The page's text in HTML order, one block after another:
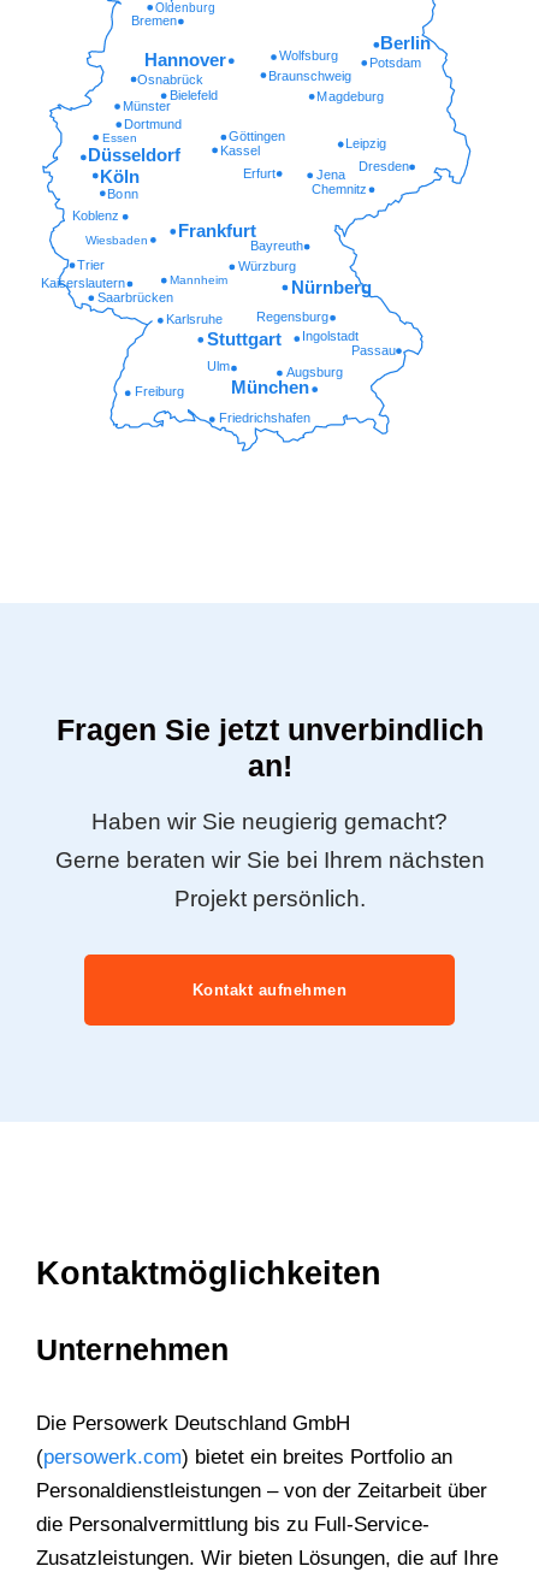
Friedrichshafen
Freiburg
Augsburg
Ulm
Passau
Ingolstadt
Regensburg
Karlsruhe
Saarbrücken
Kaiserslautern Mannheim
Würzburg
Trier
Wiesbaden Bayreuth
Koblenz
Chemnitz
Bonn
Erfurt Jena
Dresden
Kassel
Göttingen
Essen
Dortmund
Münster
Magdeburg
Bielefeld
Braunschweig
Osnabrück
Potsdam
Wolfsburg
Oldenburg
München
Stuttgart
Nürnberg
Frankfurt
Köln
Düsseldorf
Leipzig
Hannover
Berlin
Bremen
Fragen Sie jetzt unverbindlich
an!
Haben wir Sie neugierig gemacht?
Gerne beraten wir Sie bei Ihrem nächsten
Projekt persönlich.
Kontakt aufnehmen
Kontaktmöglichkeiten
Unternehmen
Die Persowerk Deutschland GmbH
(persowerk.com) bietet ein breites Portfolio an
Personaldienstleistungen – von der Zeitarbeit über
die Personalvermittlung bis zu Full-Service-
Zusatzleistungen. Wir bieten Lösungen, die auf Ihre